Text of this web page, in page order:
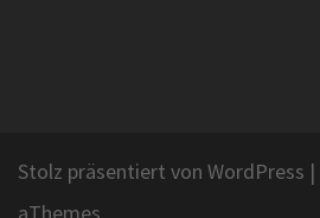
Stolz präsentiert von WordPress |